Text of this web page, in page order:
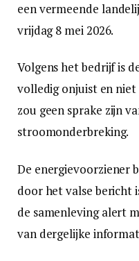
een vermeende
vrijdag 8 mei 2026.
Volgens het bedrijf is
volledig onjuist en niet
zou geen sprake zijn
stroomonderbreking.
De energievoorziener
door het valse bericht
de samenleving alert
van dergelijke